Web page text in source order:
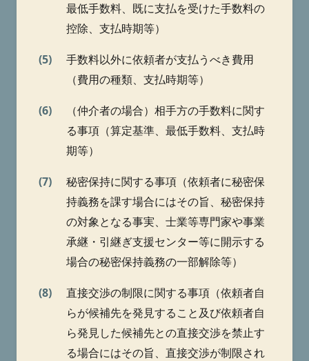
最低手数料、既に支払を受けた手数料の
控除、支払時期等）
(5)
手数料以外に依頼者が支払うべき費用
（費用の種類、支払時期等）
(6)
（仲介者の場合）相手方の手数料に関す
る事項（算定基準、最低手数料、支払時
期等）
(7)
秘密保持に関する事項（依頼者に秘密保
持義務を課す場合にはその旨、秘密保持
の対象となる事実、士業等専門家や事業
承継・引継ぎ支援センター等に開示する
場合の秘密保持義務の一部解除等）
(8)
直接交渉の制限に関する事項（依頼者自
らが候補先を発見すること及び依頼者自
ら発見した候補先との直接交渉を禁止す
る場合にはその旨、直接交渉が制限され